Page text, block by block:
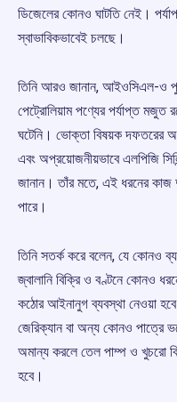
ডিজেলের কোনও ঘাটতি নেই।
স্বাভাবিকভাবেই চলছে।
তিনি আরও জানান, আইওসিএল-ও
পেট্রোলিয়াম পণ্যের পর্যাপ্ত মজুত
ঘটেনি। ভোক্তা বিষয়ক দফতরের
এবং অপ্রয়োজনীয়ভাবে এলপিজি
জানান। তাঁর মতে, এই ধরনের কাজ
পারে।
তিনি সতর্ক করে বলেন, যে কোনও
জ্বালানি বিক্রি ও বণ্টনে কোনও
কঠোর আইনানুগ ব্যবস্থা নেওয়া
জেরিক্যান বা অন্য কোনও পাত্রে
অমান্য করলে তেল পাম্প ও খুচরো
হবে।